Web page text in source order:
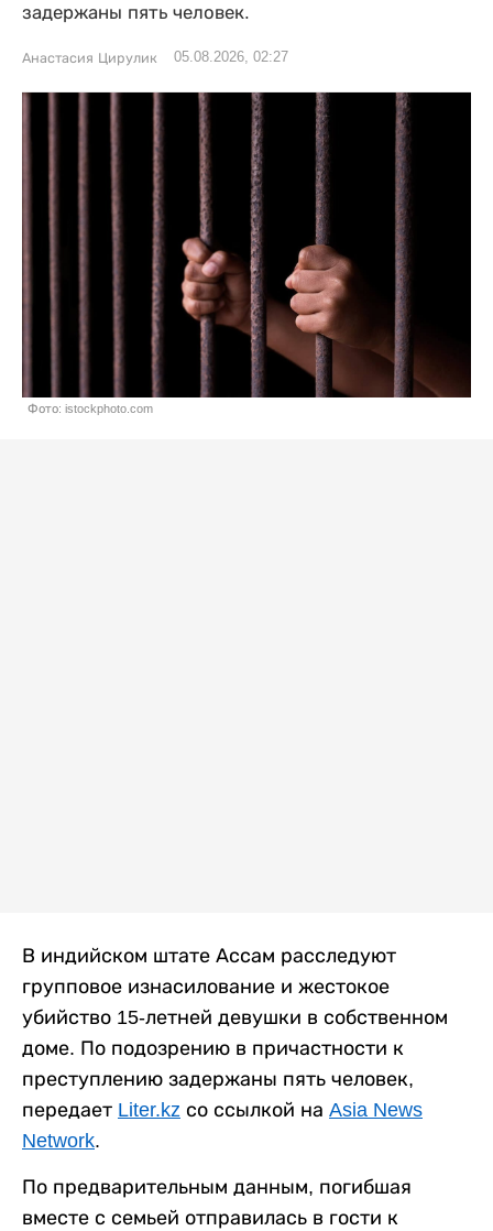
задержаны пять человек.
Анастасия Цирулик 05.08.2026, 02:27
Фото: istockphoto.com
В индийском штате Ассам расследуют
групповое изнасилование и жестокое
убийство 15-летней девушки в собственном
доме. По подозрению в причастности к
преступлению задержаны пять человек,
передает Liter.kz со ссылкой на Asia News
Network.
По предварительным данным, погибшая
вместе с семьей отправилась в гости к